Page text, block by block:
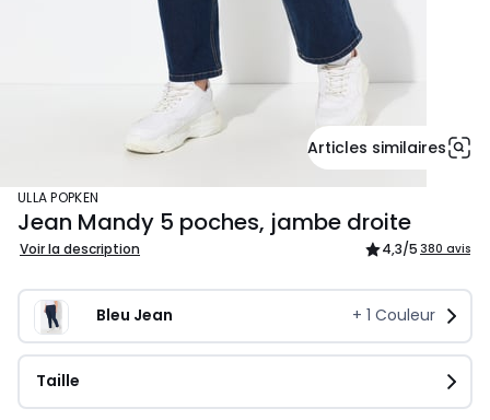
Articles similaires
ULLA POPKEN
Jean Mandy 5 poches, jambe droite
Voir la description 4,3/5 380 avis
Bleu Jean + 1 Couleur
Taille